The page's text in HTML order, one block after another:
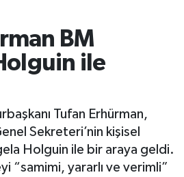
BM
ile
Tufan Erhürman,
Sekreteri’nin kişisel
Holguin ile bir araya geldi.
“samimi, yararlı ve verimli”